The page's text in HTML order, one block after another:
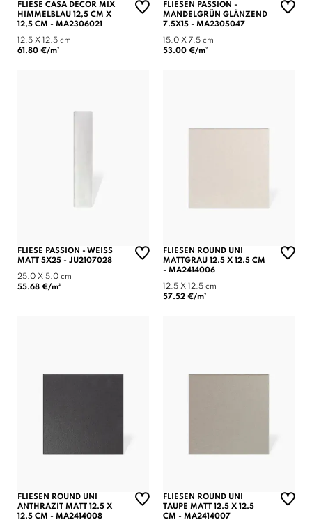
FLIESE CASA DECOR MIX
HIMMELBLAU 12,5 CM X
12,5 CM - MA2306021
12.5 X 12.5 cm
61.80 €/m²
FLIESEN PASSION -
MANDELGRÜN GLÄNZEND
7.5X15 - MA2305047
15.0 X 7.5 cm
53.00 €/m²
FLIESE PASSION - WEISS
MATT 5X25 - JU2107028
25.0 X 5.0 cm
55.68 €/m²
FLIESEN ROUND UNI
MATTGRAU 12.5 X 12.5 CM
- MA2414006
12.5 X 12.5 cm
57.52 €/m²
FLIESEN ROUND UNI
ANTHRAZIT MATT 12.5 X
12.5 CM - MA2414008
FLIESEN ROUND UNI
TAUPE MATT 12.5 X 12.5
CM - MA2414007